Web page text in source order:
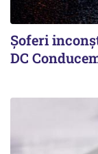
Şoferi
DC